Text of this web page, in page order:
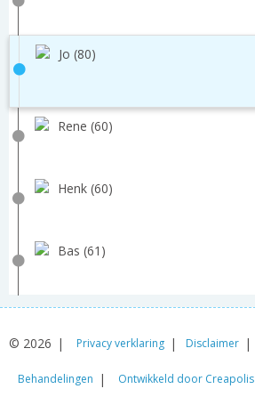
Jo (80)
Rene (60)
Henk (60)
Bas (61)
© 2026 Privacy verklaring Disclaimer
Behandelingen Ontwikkeld door Creapolis